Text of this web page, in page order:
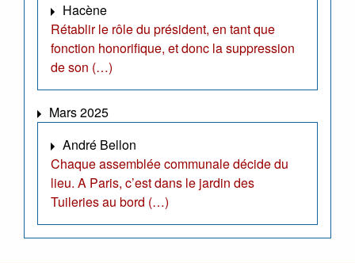
Hacène
Rétablir le rôle du président, en tant que
fonction honorifique, et donc la suppression
de son (…)
Mars 2025
André Bellon
Chaque assemblée communale décide du
lieu. A Paris, c’est dans le jardin des
Tuileries au bord (…)